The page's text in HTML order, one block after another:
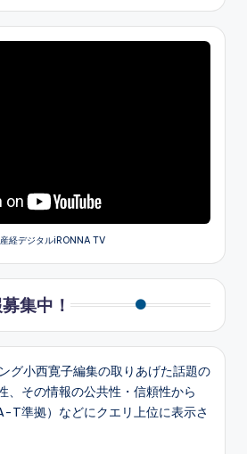
デジタルiRONNA TV
集中！
グ小西寛子編集の取りあげた話題の
、その情報の公共性・信頼性から
準拠）などにクエリ上位に表示さ